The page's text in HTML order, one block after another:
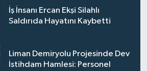
İş İnsanı Ercan Ekşi Silahlı
Saldırıda Hayatını Kaybetti
Liman Demiryolu Projesinde Dev
İstihdam Hamlesi: Personel